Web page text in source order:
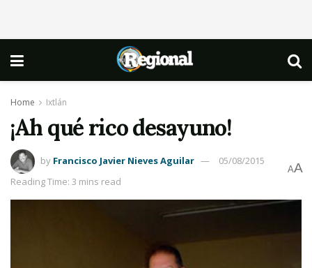
Home Ixtlán
¡Ah qué rico desayuno!
by Francisco Javier Nieves Aguilar
05/08/2015
Reading Time: 3 mins read
AA